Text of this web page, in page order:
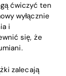
ćwiczyć ten
wyłącznie
i
się, że
zalecają